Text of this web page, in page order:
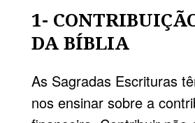
1-
DA BÍBLIA
As Sagradas Escrituras
nos ensinar sobre a